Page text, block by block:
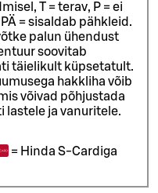
T = terav, P = ei
= sisaldab pähkleid.
palun ühendust
soovitab
täielikult küpsetatult.
hakkliha võib
võivad põhjustada
lastele ja vanuritele.
= Hinda S-Cardiga